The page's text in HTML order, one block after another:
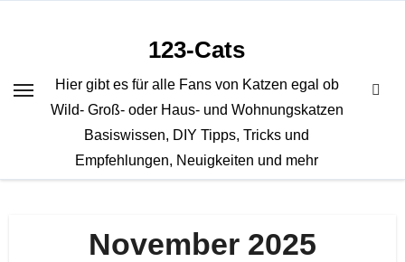
123-Cats
Hier gibt es für alle Fans von Katzen egal ob
Wild- Groß- oder Haus- und Wohnungskatzen
Basiswissen, DIY Tipps, Tricks und
Empfehlungen, Neuigkeiten und mehr
November 2025